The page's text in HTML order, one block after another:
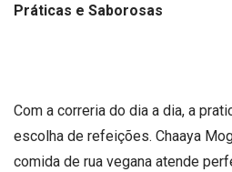
Práticas e Saborosas
Com a correria do dia a dia, a
escolha de refeições. Chaaya
comida de rua vegana atende